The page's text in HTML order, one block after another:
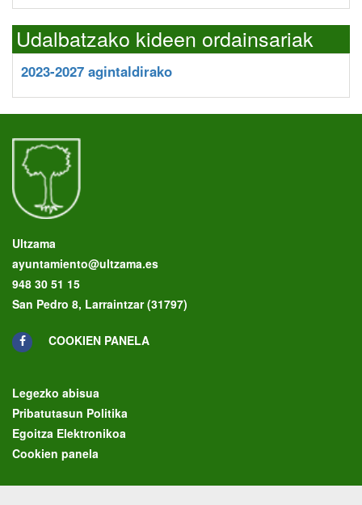
Udalbatzako kideen ordainsariak
2023-2027 agintaldirako
Ultzama
ayuntamiento@ultzama.es
948 30 51 15
San Pedro 8, Larraintzar (31797)
COOKIEN PANELA
Legezko abisua
Pribatutasun Politika
Egoitza Elektronikoa
Cookien panela